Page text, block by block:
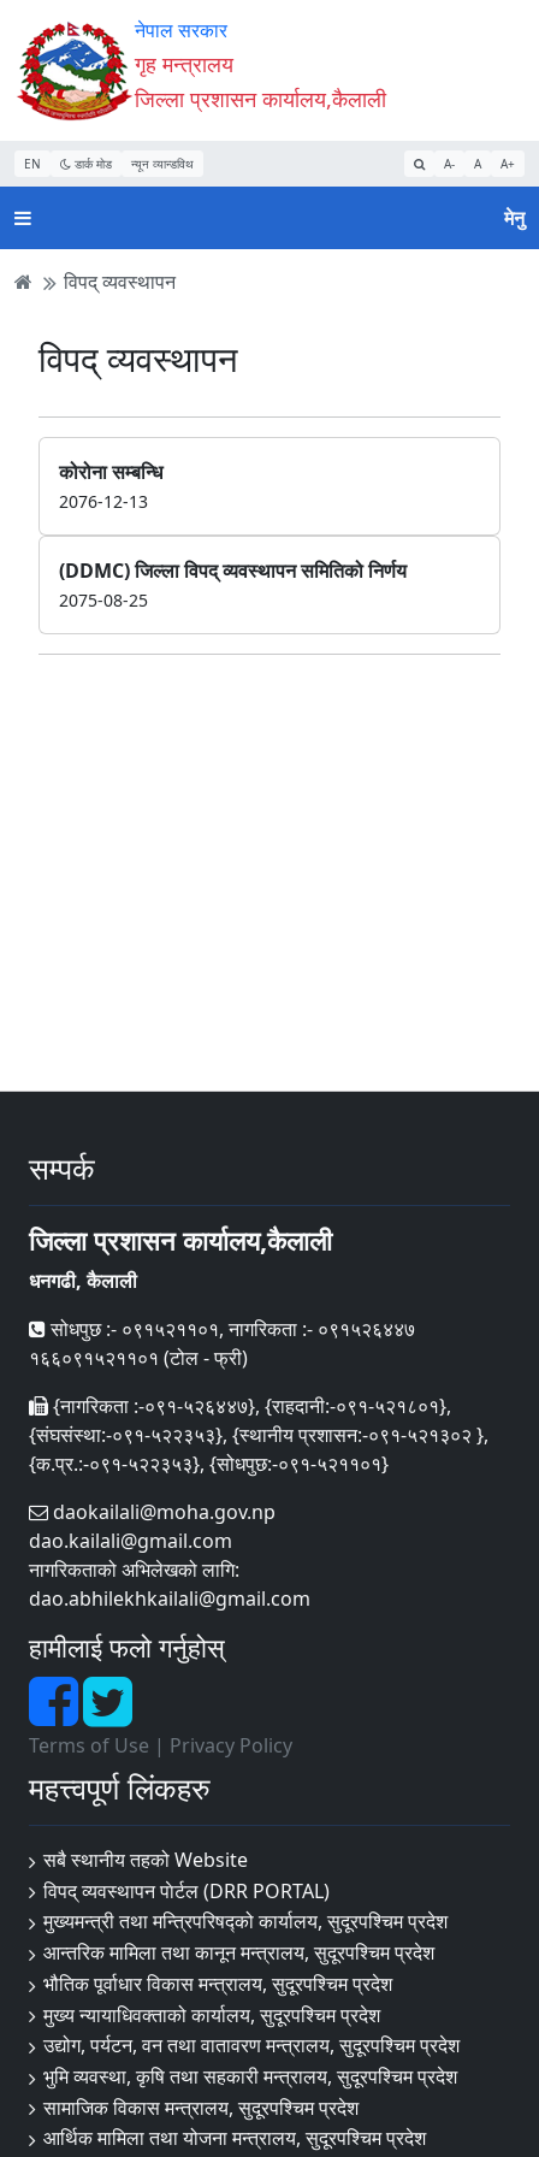
Accessibility
Mode
सुरु
गर्नुहोस्
सामाग्री
पढ्नुहाेस्
नेभिगेसन
पढ्नुहाेस्
वेबसाइट
खोजमा
जानुहोस्
नेपाल सरकार
गृह मन्त्रालय
जिल्ला प्रशासन कार्यालय,कैलाली
EN डार्क मोड न्यून व्यान्डविथ A- A A+
मेनु
विपद् व्यवस्थापन
विपद् व्यवस्थापन
कोरोना सम्बन्धि
2076-12-13
(DDMC) जिल्ला विपद् व्यवस्थापन समितिको निर्णय
2075-08-25
सम्पर्क
जिल्ला प्रशासन कार्यालय,कैलाली
धनगढी, कैलाली
सोधपुछ :- ०९१५२११०१, नागरिकता :- ०९१५२६४४७
१६६०९१५२११०१ (टोल - फ्री)
{नागरिकता :-०९१-५२६४४७}, {राहदानी:-०९१-५२१८०१},
{संघसंस्था:-०९१-५२२३५३}, {स्थानीय प्रशासन:-०९१-५२१३०२ },
{क.प्र.:-०९१-५२२३५३}, {सोधपुछ:-०९१-५२११०१}
daokailali@moha.gov.np
dao.kailali@gmail.com
नागरिकताको अभिलेखको लागि:
dao.abhilekhkailali@gmail.com
हामीलाई फलो गर्नुहोस्
Terms of Use | Privacy Policy
महत्त्वपूर्ण लिंकहरु
सबै स्थानीय तहको Website
विपद् व्यवस्थापन पाेर्टल (DRR PORTAL)
मुख्यमन्त्री तथा मन्त्रिपरिषद्को कार्यालय, सुदूरपश्चिम प्रदेश
आन्तरिक मामिला तथा कानून मन्त्रालय, सुदूरपश्चिम प्रदेश
भौतिक पूर्वाधार विकास मन्त्रालय, सुदूरपश्चिम प्रदेश
मुख्य न्यायाधिवक्ताको कार्यालय, सुदूरपश्चिम प्रदेश
उद्योग, पर्यटन, वन तथा वातावरण मन्त्रालय, सुदूरपश्चिम प्रदेश
भुमि व्यवस्था, कृषि तथा सहकारी मन्त्रालय, सुदूरपश्चिम प्रदेश
सामाजिक विकास मन्त्रालय, सुदूरपश्चिम प्रदेश
आर्थिक मामिला तथा योजना मन्त्रालय, सुदूरपश्चिम प्रदेश